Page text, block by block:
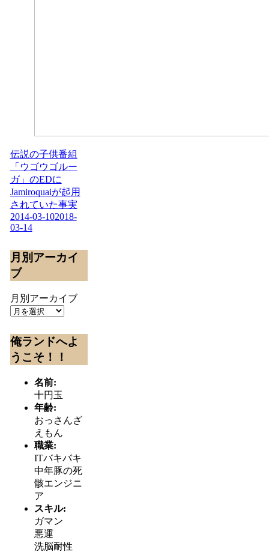
伝説の子供番組
「ウゴウゴルー
ガ」のEDに
Jamiroquaiが起用
されていた事実
2014-03-102018-
03-14
月別アーカイ
ブ
月別アーカイブ
俺ランドへよ
うこそ！！
名前:
十円玉
年齢:
おっさんざ
えもん
職業:
ITバキバキ
中年豚の死
骸エンジニ
ア
スキル:
ガマン
悪運
洗脳耐性